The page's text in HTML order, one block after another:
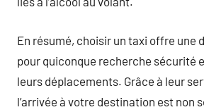
En résumé, choisir un taxi offre une
pour quiconque recherche sécurité
leurs déplacements. Grâce à leur
l’arrivée à votre destination est non